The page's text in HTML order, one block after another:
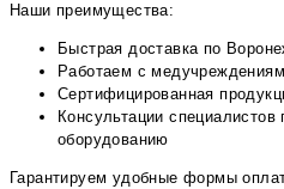
Наши преимущества:
Быстрая доставка по
Работаем с
Сертифицированная
Консультации
оборудованию
Гарантируем удобные формы